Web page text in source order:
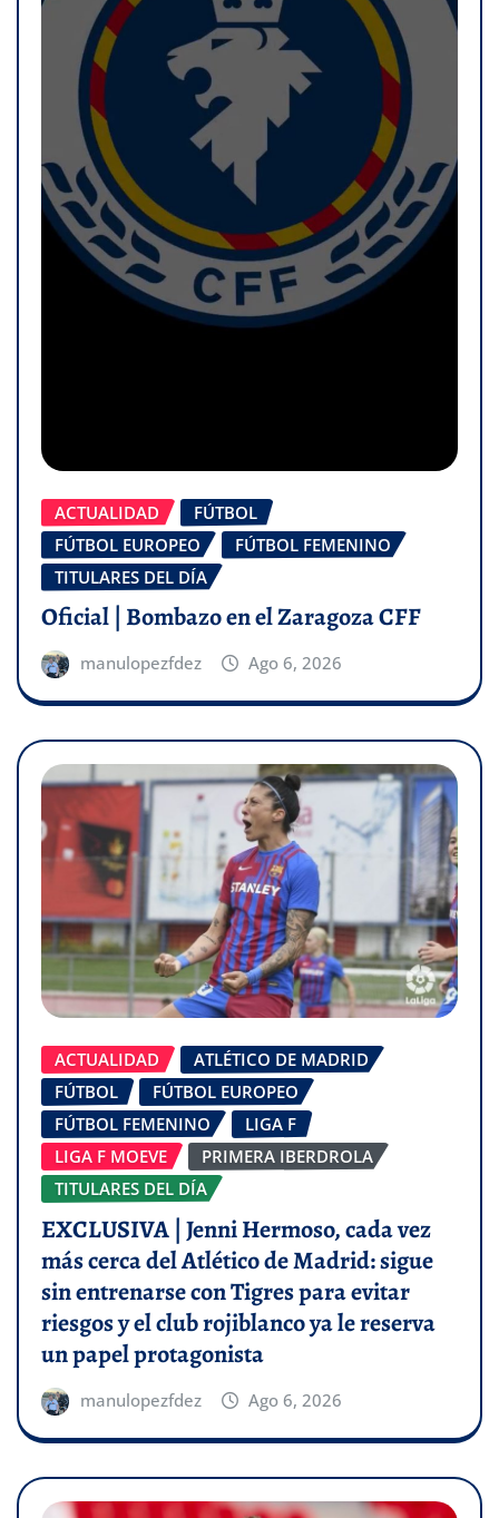
ACTUALIDAD
FÚTBOL
FÚTBOL EUROPEO
FÚTBOL FEMENINO
TITULARES DEL DÍA
Oficial | Bombazo en el Zaragoza CFF
manulopezfdez Ago 6, 2026
ACTUALIDAD
ATLÉTICO DE MADRID
FÚTBOL
FÚTBOL EUROPEO
FÚTBOL FEMENINO
LIGA F
LIGA F MOEVE
PRIMERA IBERDROLA
TITULARES DEL DÍA
EXCLUSIVA | Jenni Hermoso, cada vez
más cerca del Atlético de Madrid: sigue
sin entrenarse con Tigres para evitar
riesgos y el club rojiblanco ya le reserva
un papel protagonista
manulopezfdez Ago 6, 2026